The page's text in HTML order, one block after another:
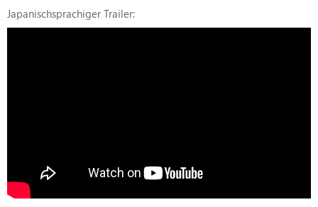
Japanischsprachiger Trailer: